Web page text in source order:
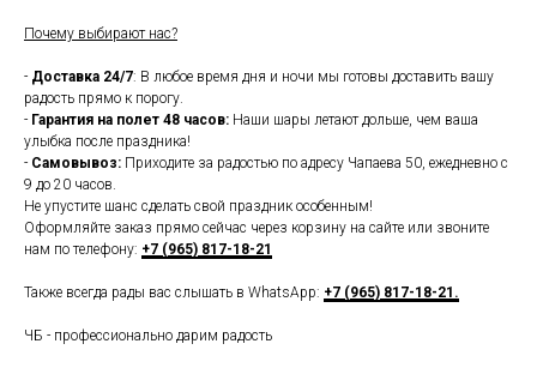
Почему выбирают нас?
- Доставка 24/7: В любое время дня и ночи мы готовы доставить вашу
радость прямо к порогу.
- Гарантия на полет 48 часов: Наши шары летают дольше, чем ваша
улыбка после праздника!
- Самовывоз: Приходите за радостью по адресу Чапаева 50, ежедневно с
9 до 20 часов.
Не упустите шанс сделать свой праздник особенным!
Оформляйте заказ прямо сейчас через корзину на сайте или звоните
нам по телефону: +7 (965) 817-18-21
Также всегда рады вас слышать в WhatsApp: +7 (965) 817-18-21.
ЧБ - профессионально дарим радость